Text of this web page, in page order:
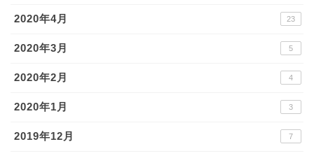
2020年4月 23
2020年3月 5
2020年2月 4
2020年1月 3
2019年12月 7